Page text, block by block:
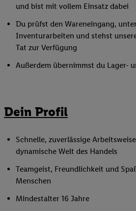
und bist mit vollem Einsatz dabei
Du prüfst den Wareneingang,
Inventurarbeiten und stehst
Tat zur Verfügung
Außerdem übernimmst du Lager-
Dein Profil
Schnelle, zuverlässige
dynamische Welt des Handels
Teamgeist, Freundlichkeit und
Menschen
Mindestalter 16 Jahre